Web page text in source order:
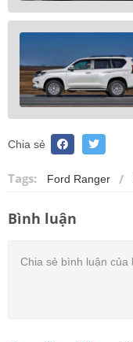
Chia sẻ
Tags: Ford Ranger
Bình luận